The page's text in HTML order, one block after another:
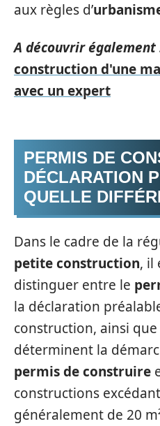
aux règles d’
A découvrir également
construction d'une
avec un expert
PERMIS DE
DÉCLARATION
QUELLE
Dans le cadre de la
petite construction, il
distinguer entre le
la déclaration
construction, ainsi
déterminent la
permis de construire
constructions
généralement de 20